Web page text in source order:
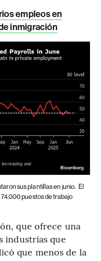
empleos en
inmigración
sus plantillas en junio. El
puestos de trabajo
que ofrece una
industrias que
que menos de la